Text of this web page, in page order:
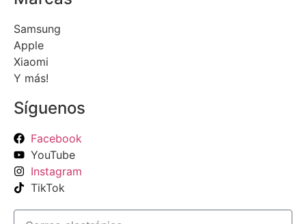
Samsung
Apple
Xiaomi
Y más!
Síguenos
Facebook
YouTube
Instagram
TikTok